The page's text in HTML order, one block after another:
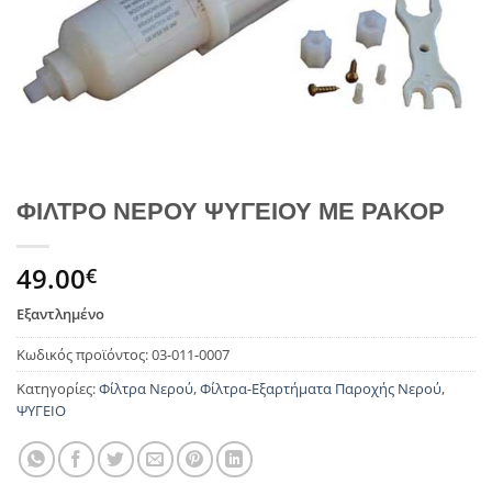
ΦΙΛΤΡΟ ΝΕΡΟΥ ΨΥΓΕΙΟΥ ΜΕ ΡΑΚΟΡ
49.00€
Εξαντλημένο
Κωδικός προϊόντος:03-011-0007
Κατηγορίες:Φίλτρα Νερού,Φίλτρα-Εξαρτήματα Παροχής Νερού,
ΨΥΓΕΙΟ